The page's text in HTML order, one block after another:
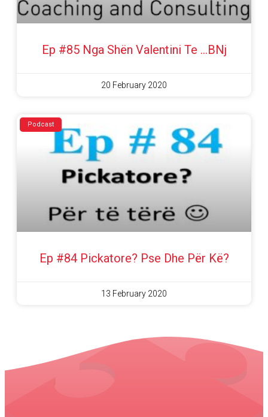
Ep #85 Nga Shën Valentini Te …BNj
20 February 2020
Podcast
Ep #84 Pickatore? Pse Dhe Për Kë?
13 February 2020